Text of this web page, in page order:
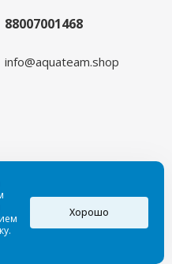
88007001468
info@aquateam.shop
Хорошо